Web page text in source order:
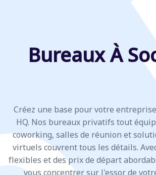
Bureaux À
Créez une base pour votre
HQ. Nos bureaux privatifs tout
coworking, salles de réunion et
virtuels couvrent tous les détails.
flexibles et des prix de départ
vous concentrer sur l'essor de